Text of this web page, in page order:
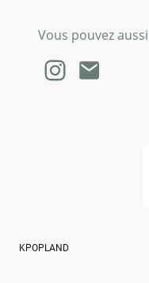
Vous pouvez
KPOPLAND